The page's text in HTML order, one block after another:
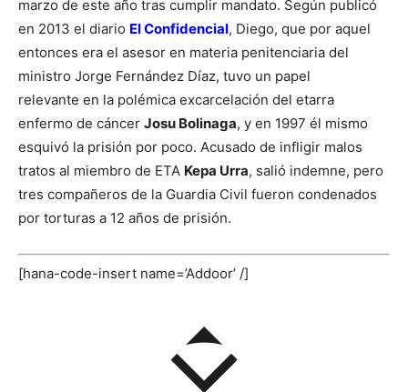
marzo de este año tras cumplir mandato. Según publicó
en 2013 el diario El Confidencial, Diego, que por aquel
entonces era el asesor en materia penitenciaria del
ministro Jorge Fernández Díaz, tuvo un papel
relevante en la polémica excarcelación del etarra
enfermo de cáncer Josu Bolinaga, y en 1997 él mismo
esquivó la prisión por poco. Acusado de infligir malos
tratos al miembro de ETA Kepa Urra, salió indemne, pero
tres compañeros de la Guardia Civil fueron condenados
por torturas a 12 años de prisión.
[hana-code-insert name=’Addoor’ /]